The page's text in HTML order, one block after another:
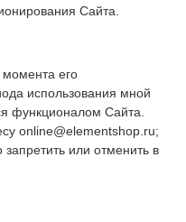
Сайта.
момента его
использования мной
функционалом Сайта.
online@elementshop.ru;
или отменить в